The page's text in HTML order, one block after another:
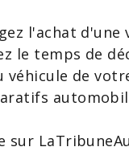
l'achat d'une
le temps de
véhicule de
sur